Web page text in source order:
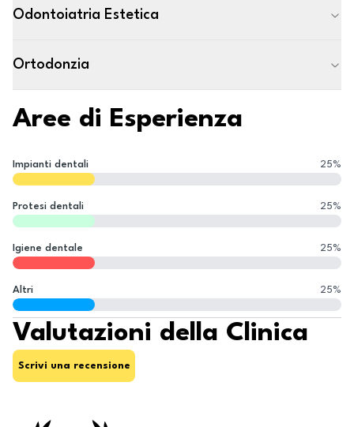
Odontoiatria Estetica
Ortodonzia
Aree di Esperienza
Impianti dentali 25%
Protesi dentali 25%
Igiene dentale 25%
Altri 25%
Valutazioni della Clinica
Scrivi una recensione